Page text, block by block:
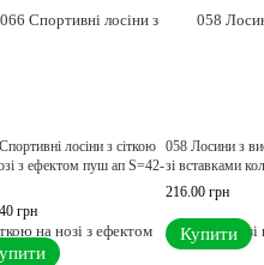
лосіни з сіткою
з ефектом пуш ап S=42-
грн
058 Лосини з
зі вставками
216.00 грн
Купити